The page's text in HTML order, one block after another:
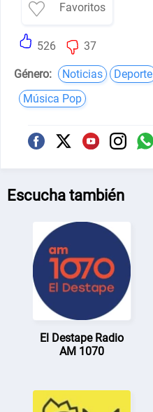
Favoritos
526 37
Género: Noticias Deporte
Música Pop
Escucha también
El Destape Radio
AM 1070